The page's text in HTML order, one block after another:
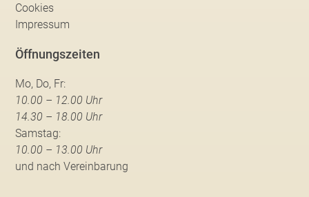
Cookies
Impressum
Öffnungszeiten
Mo, Do, Fr:
10.00 – 12.00 Uhr
14.30 – 18.00 Uhr
Samstag:
10.00 – 13.00 Uhr
und nach Vereinbarung